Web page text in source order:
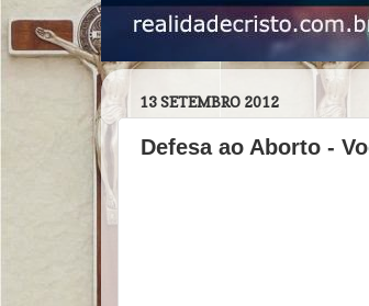
13 SETEMBRO 2012
Defesa ao Aborto -